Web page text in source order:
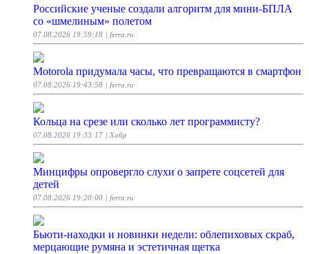
Российские ученые создали алгоритм для мини-БПЛА
со «шмелиным» полетом
07.08.2026 19:59:18 | ferra.ru
Motorola придумала часы, что превращаются в смартфон
07.08.2026 19:43:58 | ferra.ru
Кольца на срезе или сколько лет программисту?
07.08.2026 19:33:17 | Хабр
Минцифры опровергло слухи о запрете соцсетей для
детей
07.08.2026 19:20:00 | ferra.ru
Бьюти-находки и новинки недели: облепиховых скраб,
мерцающие румяна и эстетичная щетка